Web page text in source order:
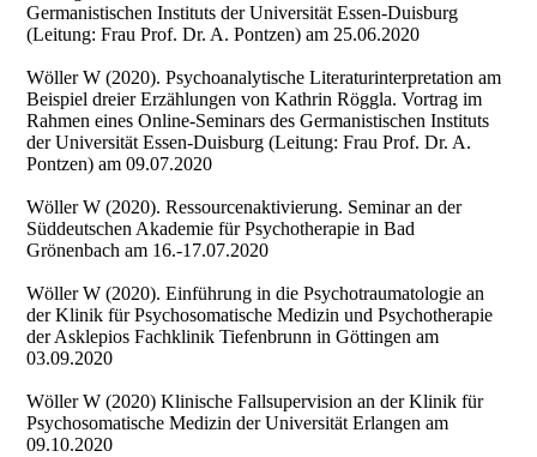
Germanistischen Instituts der Universität Essen-Duisburg
(Leitung: Frau Prof. Dr. A. Pontzen) am 25.06.2020
Wöller W (2020). Psychoanalytische Literaturinterpretation am
Beispiel dreier Erzählungen von Kathrin Röggla. Vortrag im
Rahmen eines Online-Seminars des Germanistischen Instituts
der Universität Essen-Duisburg (Leitung: Frau Prof. Dr. A.
Pontzen) am 09.07.2020
Wöller W (2020). Ressourcenaktivierung. Seminar an der
Süddeutschen Akademie für Psychotherapie in Bad
Grönenbach am 16.-17.07.2020
Wöller W (2020). Einführung in die Psychotraumatologie an
der Klinik für Psychosomatische Medizin und Psychotherapie
der Asklepios Fachklinik Tiefenbrunn in Göttingen am
03.09.2020
Wöller W (2020) Klinische Fallsupervision an der Klinik für
Psychosomatische Medizin der Universität Erlangen am
09.10.2020